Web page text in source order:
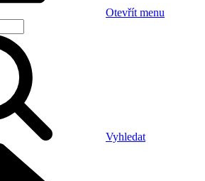
Otevřít menu
Vyhledat